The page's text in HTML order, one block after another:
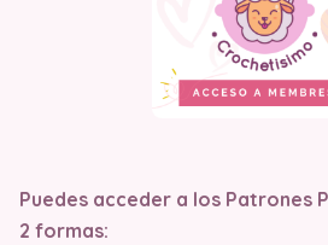
Puedes acceder a los Patrones
2 formas: